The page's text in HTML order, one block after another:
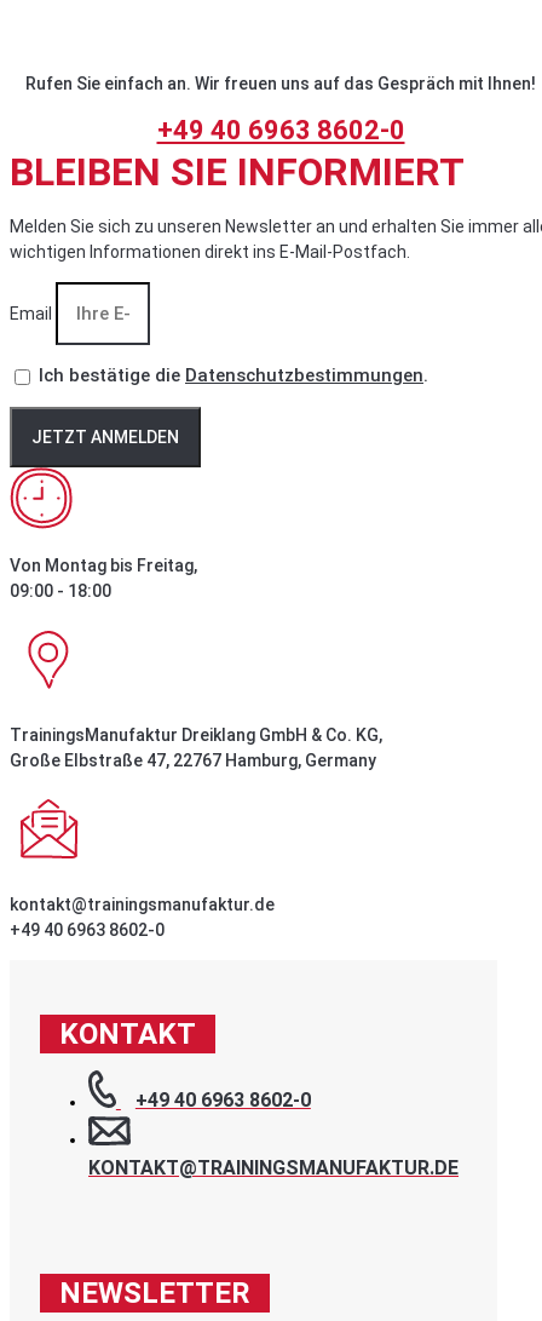
Rufen Sie einfach an. Wir freuen uns auf das Gespräch mit Ihnen!
+49 40 6963 8602-0
BLEIBEN SIE INFORMIERT
Melden Sie sich zu unseren Newsletter an und erhalten Sie immer
wichtigen Informationen direkt ins E-Mail-Postfach.
Email
Ich bestätige die Datenschutzbestimmungen.
JETZT ANMELDEN
Von Montag bis Freitag,
09:00 - 18:00
TrainingsManufaktur Dreiklang GmbH & Co. KG,
Große Elbstraße 47, 22767 Hamburg, Germany
kontakt@trainingsmanufaktur.de
+49 40 6963 8602-0
KONTAKT
+49 40 6963 8602-0
KONTAKT@TRAININGSMANUFAKTUR.DE
NEWSLETTER